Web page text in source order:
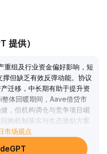
提供）
重组及行业资金偏好影响，短
但缺乏有效反弹动能。协议
迁移，中长期有助于提升资
体回暖期间，Aave借贷市
，但机构调仓与竞争项目崛
购机制落实与生态激励方案
在85~95美元区间震荡，策
过度集中配置。
市场观点